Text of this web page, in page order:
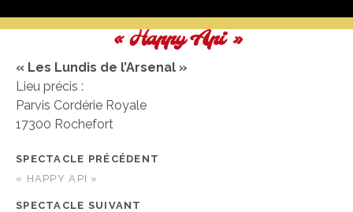
« Happy Api »
« Les Lundis de l’Arsenal »
Lieu précis :
Parvis Cordérie Royale
17300 Rochefort
SPECTACLE PRÉCÉDENT
« HAPPY API »
SPECTACLE SUIVANT